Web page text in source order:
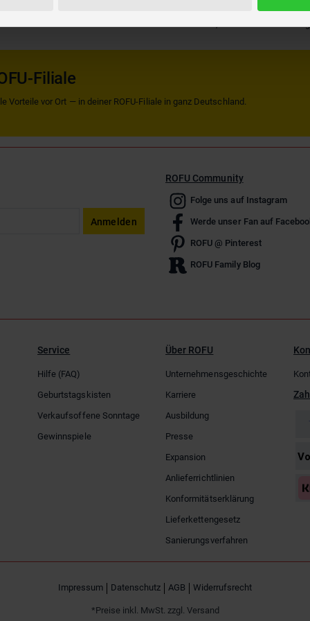
Sie mit dem Chi Chi Hund spazieren oder tragen Sie ihn im Cutie Carrier –
Hunde sind kleine Sammel Chi Chi Love Hündchen, die für viel Freude
Filiale
vor Ort — in deiner ROFU-Filiale in ganz Deutschland.
Anmelden
ROFU Community
Folge uns auf Instagram
Werde unser Fan auf
ROFU @ Pinterest
ROFU Family Blog
Service
Hilfe (FAQ)
Geburtstagskisten
Verkaufsoffene Sonntage
Gewinnspiele
Über ROFU
Unternehmensgeschichte
Karriere
Ausbildung
Presse
Expansion
Anlieferrichtlinien
Konformitätserklärung
Lieferkettengesetz
Sanierungsverfahren
Impressum Datenschutz AGB Widerrufsrecht
*Preise inkl. MwSt. zzgl. Versand